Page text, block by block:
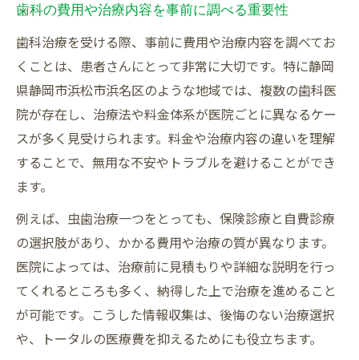
歯科の費用や治療内容を事前に調べる重要性
歯科治療を受ける際、事前に費用や治療内容を調べてお
くことは、患者さんにとって非常に大切です。特に静岡
県静岡市浜松市浜名区のような地域では、複数の歯科医
院が存在し、治療法や料金体系が医院ごとに異なるケー
スが多く見受けられます。料金や治療内容の違いを理解
することで、無用な不安やトラブルを避けることができ
ます。
例えば、虫歯治療一つをとっても、保険診療と自費診療
の選択肢があり、かかる費用や治療の質が異なります。
医院によっては、治療前に見積もりや詳細な説明を行っ
てくれるところも多く、納得した上で治療を進めること
が可能です。こうした情報収集は、後悔のない治療選択
や、トータルの医療費を抑えるためにも役立ちます。